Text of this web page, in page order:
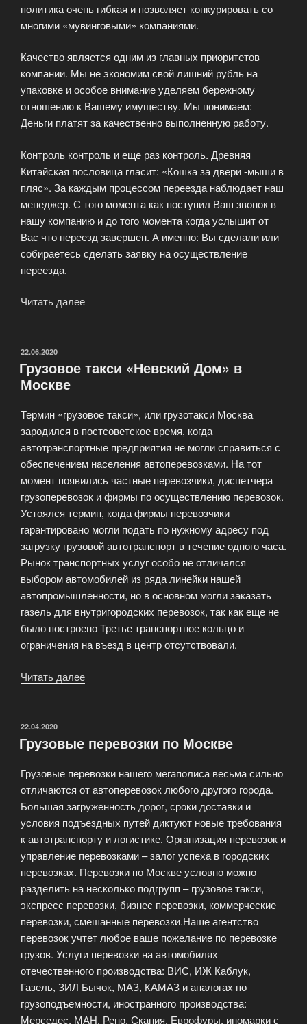
политика очень гибкая и позволяет конкурировать со
многими «мувинговыми» компаниями.
Качество является одним из главных приоритетов
компании. Мы не экономим свой лишний рубль на
упаковке и особое внимание уделяем бережному
отношению к Вашему имуществу. Мы понимаем:
Деньги платят за качественно выполненную работу.
Контроль контроль и еще раз контроль. Древняя
Китайская пословица гласит: «Кошка за двери -мыши в
пляс». За каждым процессом переезда наблюдает наш
менеджер. С того момента как поступил Ваш звонок в
нашу компанию и до того момента когда услышит от
Вас что переезд завершен. А именно: Вы сделали или
собираетесь сделать заявку на осуществление
переезда.
Читать далее
компания
ОПУБЛИКОВАНО
22.06.2020
Грузовое такси «Невский Дом» в
Москве
Термин «грузовое такси», или грузотакси Москва
зародился в постсоветское время, когда
автотранспортные предприятия не могли справиться с
обеспечением населения автоперевозками. На тот
момент появились частные перевозчики, диспетчера
грузоперевозок и фирмы по осуществлению перевозок.
Устоялся термин, когда фирмы перевозчики
гарантировано могли подать по нужному адресу под
загрузку грузовой автотранспорт в течение одного часа.
Рынок транспортных услуг особо не отличался
выбором автомобилей из ряда линейки нашей
автопромышленности, но в основном могли заказать
газель для внутригородских перевозок, так как еще не
было построено Третье транспортное кольцо и
ограничения на въезд в центр отсутствовали.
Читать далее
в
ОПУБЛИКОВАНО
22.04.2020
Грузовые перевозки по Москве
Грузовые перевозки нашего мегаполиса весьма сильно
отличаются от автоперевозок любого другого города.
Большая загруженность дорог, сроки доставки и
условия подъездных путей диктуют новые требования
к автотранспорту и логистике. Организация перевозок и
управление перевозками – залог успеха в городских
перевозках. Перевозки по Москве условно можно
разделить на несколько подгрупп – грузовое такси,
экспресс перевозки, бизнес перевозки, коммерческие
перевозки, смешанные перевозки.Наше агентство
перевозок учтет любое ваше пожелание по перевозке
грузов. Услуги перевозки на автомобилях
отечественного производства: ВИС, ИЖ Каблук,
Газель, ЗИЛ Бычок, МАЗ, КАМАЗ и аналогах по
грузоподъемности, иностранного производства:
Мерседес, МАН, Рено, Скания, Еврофуры, иномарки с